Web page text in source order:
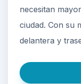
necesitan
ciudad. Con su
delantera y